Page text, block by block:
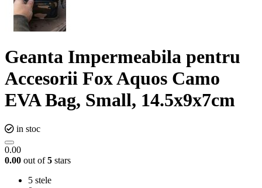
Geanta Impermeabila pentru
Accesorii Fox Aquos Camo
EVA Bag, Small, 14.5x9x7cm
in stoc
0.00
0.00 out of5 stars
5 stele